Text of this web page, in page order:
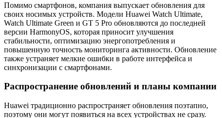
Помимо смартфонов, компания выпускает обновления для
своих носимых устройств. Модели Huawei Watch Ultimate,
Watch Ultimate Green и GT 5 Pro обновляются до последней
версии HarmonyOS, которая приносит улучшения
стабильности, оптимизацию энергопотребления и
повышенную точность мониторинга активности. Обновление
также устраняет мелкие ошибки в работе интерфейса и
синхронизации с смартфонами.
Распространение обновлений и планы компании
Huawei традиционно распространяет обновления поэтапно,
поэтому они могут появиться на всех устройствах не сразу.